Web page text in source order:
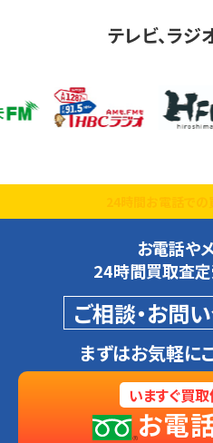
テレビ、ラジ
お電話や
24時間買取査定
ご相談・お問
まずはお気軽に
いますぐ買
お電